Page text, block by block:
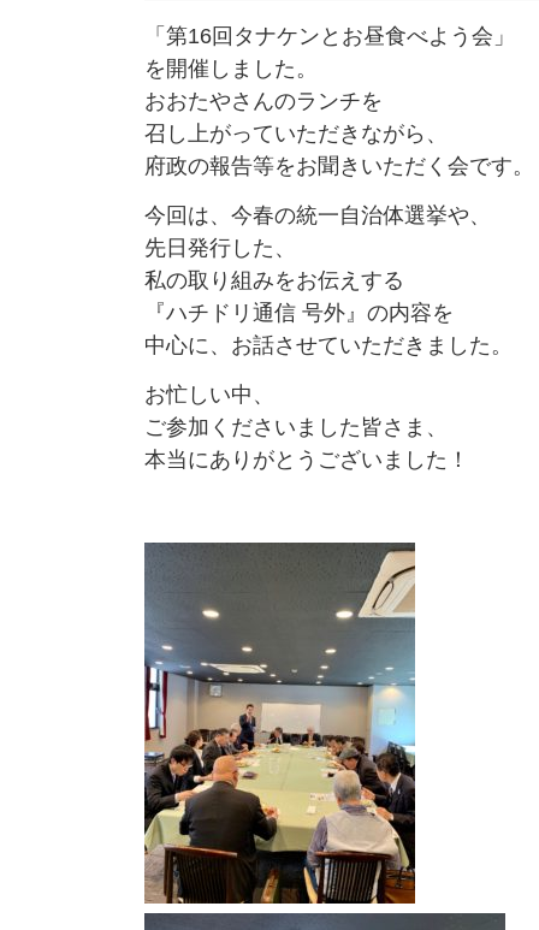
「第16回タナケンとお昼食べよう会」
を開催しました。
おおたやさんのランチを
召し上がっていただきながら、
府政の報告等をお聞きいただく会です。
今回は、今春の統一自治体選挙や、
先日発行した、
私の取り組みをお伝えする
『ハチドリ通信 号外』の内容を
中心に、お話させていただきました。
お忙しい中、
ご参加くださいました皆さま、
本当にありがとうございました！